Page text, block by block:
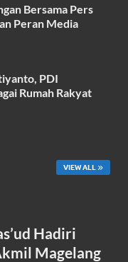
Bersama Pers
Peran Media
PDI
Rumah Rakyat
VIEW ALL
Hadiri
Magelang